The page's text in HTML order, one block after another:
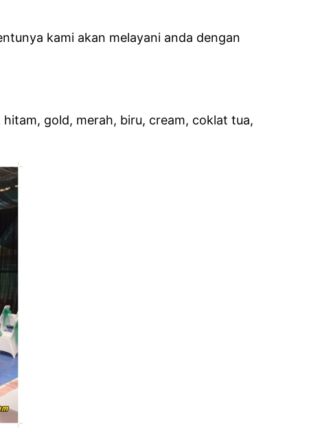
kami akan melayani anda dengan
gold, merah, biru, cream, coklat tua,